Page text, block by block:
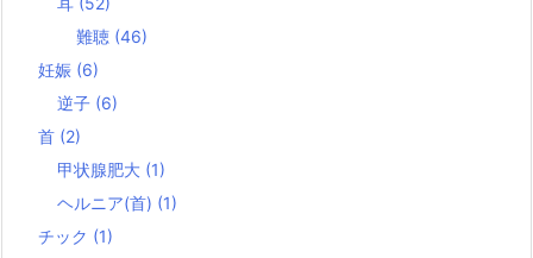
難聴 (46)
妊娠 (6)
逆子 (6)
首 (2)
甲状腺肥大 (1)
ヘルニア(首) (1)
チック (1)